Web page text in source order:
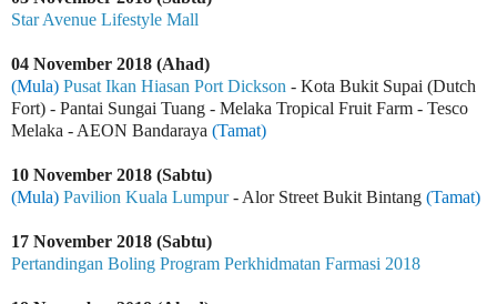
Star Avenue Lifestyle Mall
04 November 2018 (Ahad)
(Mula) Pusat Ikan Hiasan Port Dickson - Kota Bukit Supai (Dutch
Fort) - Pantai Sungai Tuang - Melaka Tropical Fruit Farm - Tesco
Melaka - AEON Bandaraya (Tamat)
10 November 2018 (Sabtu)
(Mula) Pavilion Kuala Lumpur- Alor Street Bukit Bintang (Tamat)
17 November 2018 (Sabtu)
Pertandingan Boling Program Perkhidmatan Farmasi 2018